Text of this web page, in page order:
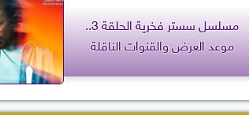
مسلسل سستر فخرية الحلقة 3..
موعد العرض والقنوات الناقلة